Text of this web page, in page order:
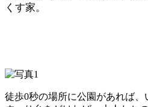
くす家。
徒歩0秒の場所に公園があれば、